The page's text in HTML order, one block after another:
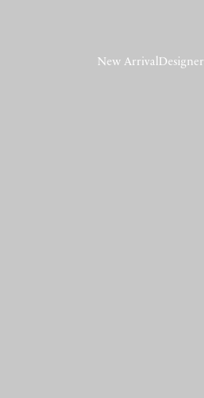
New Arrival Designer